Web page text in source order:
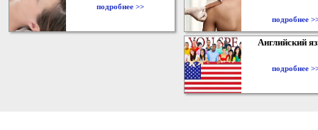
подробнее >>
подробнее
Английский
подробнее